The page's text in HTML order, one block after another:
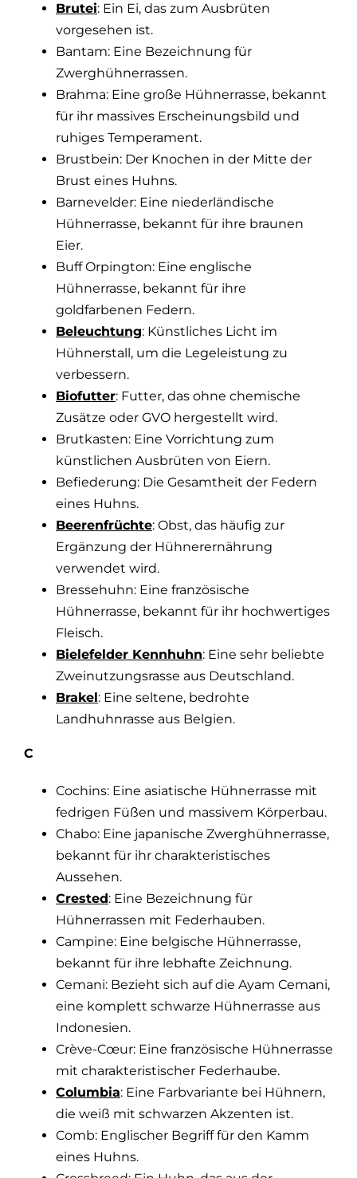
Brutei: Ein Ei, das zum Ausbrüten
vorgesehen ist.
Bantam: Eine Bezeichnung für
Zwerghühnerrassen.
Brahma: Eine große Hühnerrasse, bekannt
für ihr massives Erscheinungsbild und
ruhiges Temperament.
Brustbein: Der Knochen in der Mitte der
Brust eines Huhns.
Barnevelder: Eine niederländische
Hühnerrasse, bekannt für ihre braunen
Eier.
Buff Orpington: Eine englische
Hühnerrasse, bekannt für ihre
goldfarbenen Federn.
Beleuchtung: Künstliches Licht im
Hühnerstall, um die Legeleistung zu
verbessern.
Biofutter: Futter, das ohne chemische
Zusätze oder GVO hergestellt wird.
Brutkasten: Eine Vorrichtung zum
künstlichen Ausbrüten von Eiern.
Befiederung: Die Gesamtheit der Federn
eines Huhns.
Beerenfrüchte: Obst, das häufig zur
Ergänzung der Hühnerernährung
verwendet wird.
Bressehuhn: Eine französische
Hühnerrasse, bekannt für ihr hochwertiges
Fleisch.
Bielefelder Kennhuhn: Eine sehr beliebte
Zweinutzungsrasse aus Deutschland.
Brakel: Eine seltene, bedrohte
Landhuhnrasse aus Belgien.
C
Cochins: Eine asiatische Hühnerrasse mit
fedrigen Füßen und massivem Körperbau.
Chabo: Eine japanische Zwerghühnerrasse,
bekannt für ihr charakteristisches
Aussehen.
Crested: Eine Bezeichnung für
Hühnerrassen mit Federhauben.
Campine: Eine belgische Hühnerrasse,
bekannt für ihre lebhafte Zeichnung.
Cemani: Bezieht sich auf die Ayam Cemani,
eine komplett schwarze Hühnerrasse aus
Indonesien.
Crève-Cœur: Eine französische Hühnerrasse
mit charakteristischer Federhaube.
Columbia: Eine Farbvariante bei Hühnern,
die weiß mit schwarzen Akzenten ist.
Comb: Englischer Begriff für den Kamm
eines Huhns.